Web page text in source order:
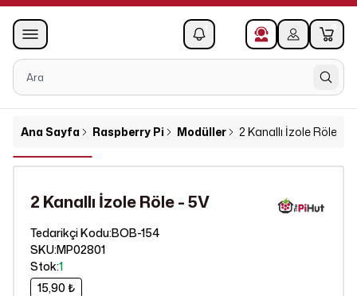
0
Ana Sayfa Raspberry Pi Modüller 2 Kanallı İzole Röle -
2 Kanallı İzole Röle - 5V
Tedarikçi Kodu:BOB-154
SKU:MP02801
Stok:1
15,90 ₺